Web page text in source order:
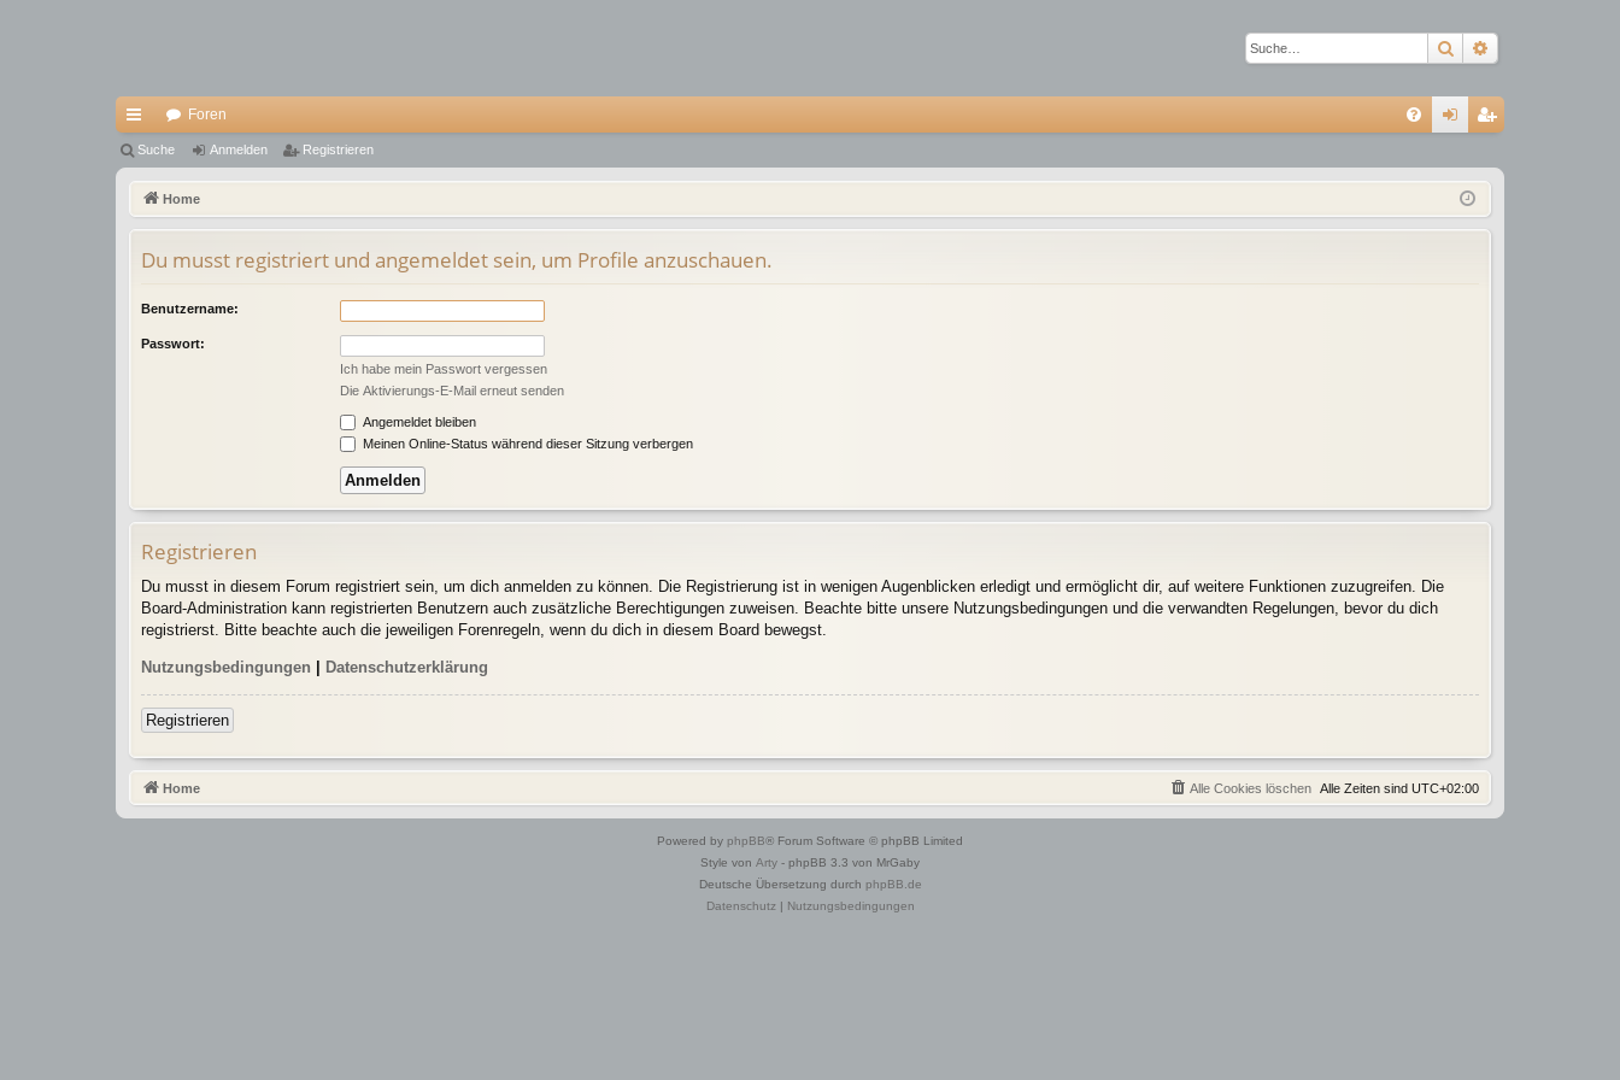
Suche
ch
ne
Foren
Q m ist
Suche Anmelden Registrieren
Home
Du musst registriert und angemeldet sein, um Profile anzuschauen.
Benutzername:
Passwort:
Ich habe mein Passwort vergessen
Die Aktivierungs-E-Mail erneut senden
Angemeldet bleiben
Meinen Online-Status während dieser Sitzung verbergen
Registrieren
Du musst in diesem Forum registriert sein, um dich anmelden zu können. Die Registrierung ist in wenigen Augenblicken erledigt und ermöglicht dir, auf weitere Funktionen zuzugreifen. Die
Board-Administration kann registrierten Benutzern auch zusätzliche Berechtigungen zuweisen. Beachte bitte unsere Nutzungsbedingungen und die verwandten Regelungen, bevor du dich
registrierst. Bitte beachte auch die jeweiligen Forenregeln, wenn du dich in diesem Board bewegst.
Nutzungsbedingungen | Datenschutzerklärung
Registrieren
Home Alle Zeiten sind UTC+02:00
Alle Cookies löschen
Powered by phpBB® Forum Software © phpBB Limited
Style von Arty - phpBB 3.3 von MrGaby
Deutsche Übersetzung durch phpBB.de
Datenschutz| Nutzungsbedingungen